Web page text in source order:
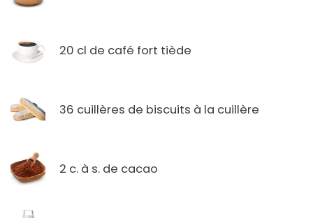
20 cl de café fort tiède
36 cuillères de biscuits à la cuillère
2 c. à s. de cacao